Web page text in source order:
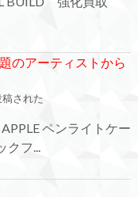
アーティストから
稿された
ペンライトケー
フ...